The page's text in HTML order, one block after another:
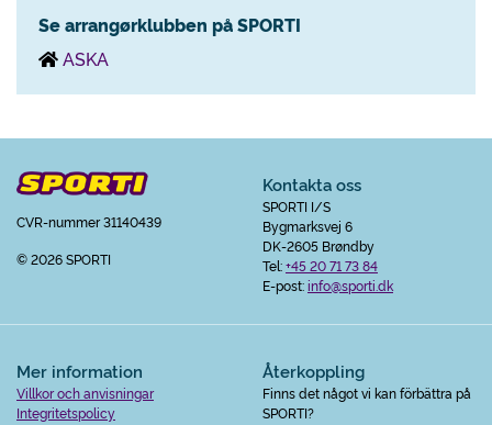
Se arrangørklubben på SPORTI
ASKA
CVR-nummer 31140439
© 2026 SPORTI
Kontakta oss
SPORTI I/S
Bygmarksvej 6
DK-2605 Brøndby
Tel:+45 20 71 73 84
E-post:info@sporti.dk
Mer information
Villkor och anvisningar
Integritetspolicy
Återkoppling
Finns det något vi kan förbättra på
SPORTI?